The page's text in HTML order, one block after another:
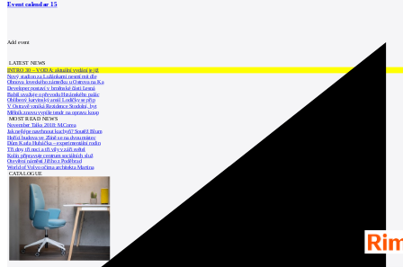
Event calendar15
Add event
LATEST NEWS
INTRO 30 – VODA: aktuální vydání je již
Nový stadion za Lužánkami nesmí mít dle
Obnova loveckého zámečku u Ostrova na Ka
Developer postaví v brněnské části Lesná
Babiš uvažuje o převodu Hrzánského palác
Oblíbený karvinský areál Lodičky se přip
V Ostravě vzniká Rezidence Stodolní, byt
Mělník znovu vypíše tendr na opravu koup
MOST READ NEWS
November Talks 2018: M.Corea
Jak nejlépe navrhnout kuchyň? Soutěž Blum
Hořící budova ve Zlíně se na dvou místec
Dům Karla Hubáčka – experimentální rodin
Tři dny, tři noci a tři vily v záři světel
Kolín připravuje centrum sociálních služ
Otevření náměstí Jiřího z Poděbrad
World of Volvo očima architekta Martina
CATALOGUE